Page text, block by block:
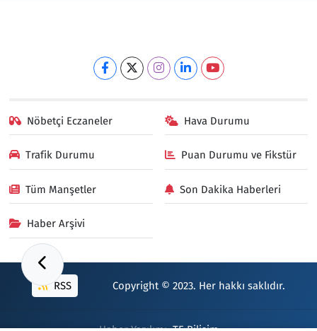
Nöbetçi Eczaneler Hava Durumu
Trafik Durumu Puan Durumu ve Fikstür
Tüm Manşetler Son Dakika Haberleri
Haber Arşivi
RSS Copyright © 2023. Her hakkı saklıdır.